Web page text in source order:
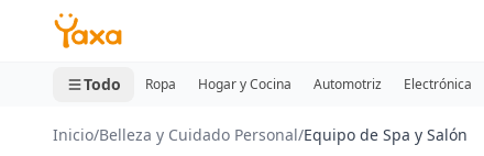
MINI CARRITO
0 productos
Todo Ropa Hogar y Cocina Automotriz Electrónica
Inicio/Belleza y Cuidado Personal/Equipo de Spa y Salón